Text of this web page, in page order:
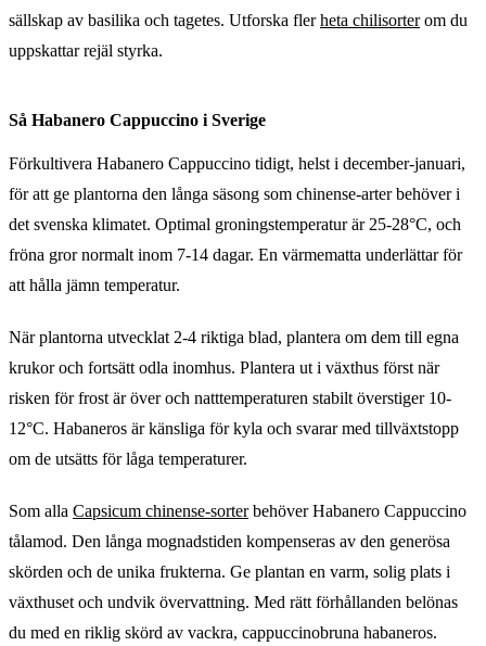
sällskap av basilika och tagetes. Utforska flerheta chilisorterom du
uppskattar rejäl styrka.
Så Habanero Cappuccino i Sverige
Förkultivera Habanero Cappuccino tidigt, helst i december-januari,
för att ge plantorna den långa säsong som chinense-arter behöver i
det svenska klimatet. Optimal groningstemperatur är 25-28°C, och
fröna gror normalt inom 7-14 dagar. En värmematta underlättar för
att hålla jämn temperatur.
När plantorna utvecklat 2-4 riktiga blad, plantera om dem till egna
krukor och fortsätt odla inomhus. Plantera ut i växthus först när
risken för frost är över och natttemperaturen stabilt överstiger 10-
12°C. Habaneros är känsliga för kyla och svarar med tillväxtstopp
om de utsätts för låga temperaturer.
Som alla Capsicum chinense-sorterbehöver Habanero Cappuccino
tålamod. Den långa mognadstiden kompenseras av den generösa
skörden och de unika frukterna. Ge plantan en varm, solig plats i
växthuset och undvik övervattning. Med rätt förhållanden belönas
du med en riklig skörd av vackra, cappuccinobruna habaneros.